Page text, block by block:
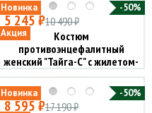
Новинка
Акция
-50%
5 245 ₽10 490 ₽
Костюм
противоэнцефалитный
женский "Тайга-С" с жилетом-
трансформером (мини рип-
стоп, бежевый)
Новинка -50%
8 595 ₽17 190 ₽